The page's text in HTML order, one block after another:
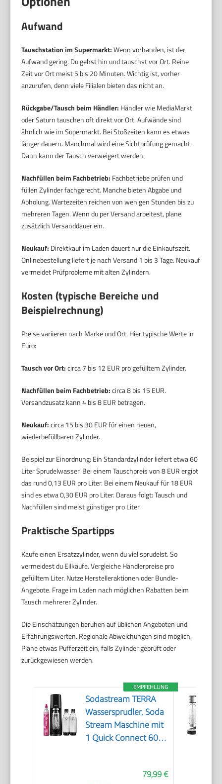
Aufwand
Tauschstation im Supermarkt:Wenn vorhanden, ist der
Aufwand gering. Du gehst hin und tauschst vor Ort. Reine
Zeit vor Ort meist 5 bis 20 Minuten. Wichtig ist, vorher
anzurufen, denn viele Filialen bieten das nicht an.
Rückgabe/Tausch beim Händler: Händler wie MediaMarkt
oder Saturn tauschen oft direkt vor Ort. Aufwände sind
ähnlich wie im Supermarkt. Bei Stoßzeiten kann es etwas
länger dauern. Manchmal wird eine Sichtprüfung gemacht.
Dann kann der Tausch verweigert werden.
Nachfüllen beim Fachbetrieb: Fachbetriebe prüfen und
füllen Zylinder fachgerecht. Manche bieten Abgabe und
Abholung. Wartezeiten reichen von wenigen Stunden bis zu
mehreren Tagen. Wenn du per Versand arbeitest, plane
zusätzlich Versanddauer ein.
Neukauf: Direktkauf im Laden dauert nur die Einkaufszeit.
Onlinebestellung liefert je nach Versand 1 bis 3 Tage. Neukauf
vermeidet Prüfprobleme mit alten Zylindern.
Kosten (typische Bereiche und
Beispielrechnung)
Preise variieren nach Marke und Ort. Hier typische Werte in
Euro:
Tausch vor Ort:circa 7 bis 12 EUR pro gefülltem Zylinder.
Nachfüllen beim Fachbetrieb:circa 8 bis 15 EUR.
Versandzusatz kann 4 bis 8 EUR betragen.
Neukauf:circa 15 bis 30 EUR für einen neuen,
wiederbefüllbaren Zylinder.
Beispiel zur Einordnung: Ein Standardzylinder liefert etwa 60
Liter Sprudelwasser. Bei einem Tauschpreis von 8 EUR ergibt
das rund 0,13 EUR pro Liter. Bei einem Neukauf für 18 EUR
sind es etwa 0,30 EUR pro Liter. Daraus folgt: Tausch und
Nachfüllen sind meist günstiger pro Liter.
Praktische Spartipps
Kaufe einen Ersatzzylinder, wenn du viel sprudelst. So
vermeidest du Eilkäufe. Vergleiche Händlerpreise pro
gefülltem Liter. Nutze Herstelleraktionen oder Bundle-
Angebote. Frage im Laden nach möglichen Rabatten beim
Tausch mehrerer Zylinder.
Die Einschätzungen beruhen auf üblichen Angeboten und
Erfahrungswerten. Regionale Abweichungen sind möglich.
Plane etwas Pufferzeit ein, falls Zylinder geprüft oder
zurückgewiesen werden.
EMPFEHLUNG
Sodastream TERRA
Wassersprudler, Soda
Stream Maschine mit
1 Quick Connect 60L
spülmaschinengeeignete
79,99 €